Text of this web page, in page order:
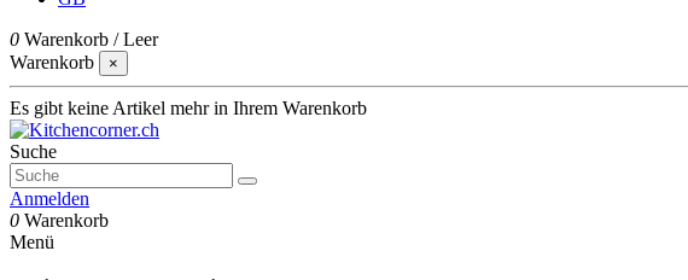
0 Warenkorb /Leer
Warenkorb
×
Es gibt keine Artikel mehr in Ihrem Warenkorb
Suche
Anmelden
0 Warenkorb
Menü